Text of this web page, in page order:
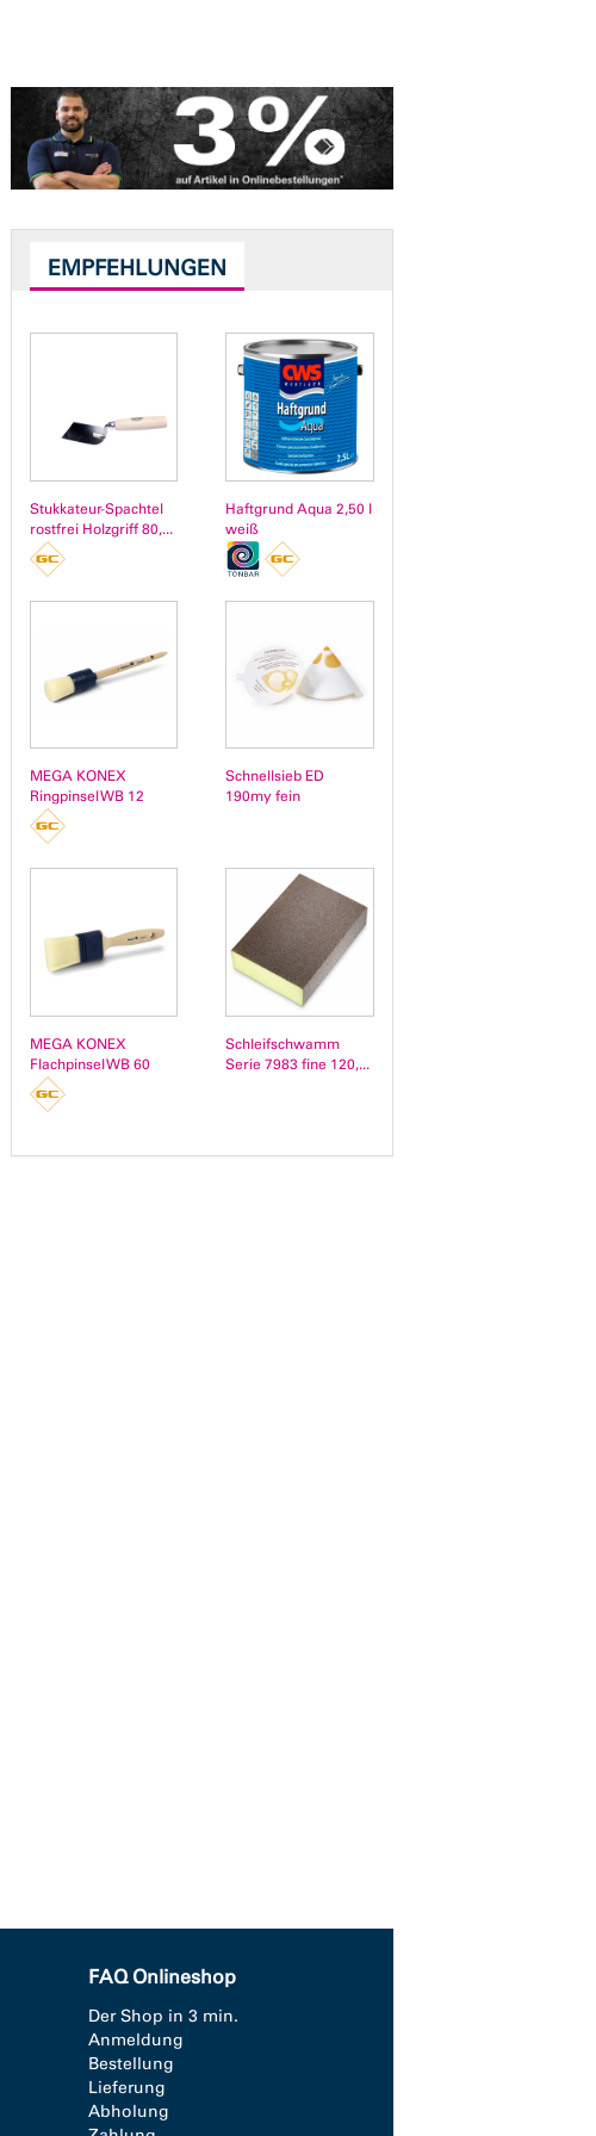
EMPFEHLUNGEN
Stukkateur-Spachtel
rostfrei Holzgriff 80,...
Haftgrund Aqua 2,50 l
weiß
MEGA KONEX
Ringpinsel WB 12
Schnellsieb ED
190my fein
MEGA KONEX
Flachpinsel WB 60
Schleifschwamm
Serie 7983 fine 120,...
FAQ Onlineshop
Der Shop in 3 min.
Anmeldung
Bestellung
Lieferung
Abholung